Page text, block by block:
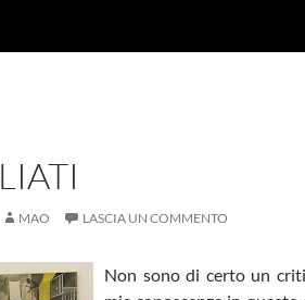
MAO LASCIA UN COMMENTO
Non sono di certo un